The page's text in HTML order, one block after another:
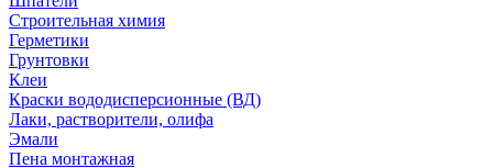
Строительная химия
Герметики
Грунтовки
Клеи
Краски вододисперсионные (ВД)
Лаки, растворители, олифа
Эмали
Пена монтажная